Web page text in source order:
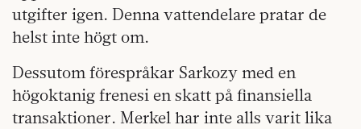
utgifter igen. Denna vattendelare pratar de
helst inte högt om.
Dessutom förespråkar Sarkozy med en
högoktanig frenesi en skatt på finansiella
transaktioner. Merkel har inte alls varit lika